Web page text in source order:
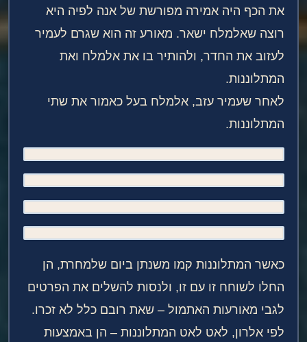
את הכף היה אמירה מפורשת של אנה לפיה היא
רוצה שאלמלח ישאר. מאורע זה הוא שגרם לעמיר
לעזוב את החדר, ולהותיר בו את אלמלח ואת
המתלוננות.
לאחר שעמיר עזב, אלמלח בעל כאמור את שתי
המתלוננות.
כאשר המתלוננות קמו משנתן ביום שלמחרת, הן
החלו לשוחח זו עם זו, ולנסות להשלים את הפרטים
לגבי מאורעות האתמול – שאת רובם כלל לא זכרו.
לפי אלרון, לאט לאט המתלוננות – הן באמצעות